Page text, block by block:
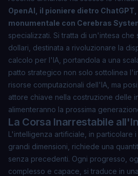
OpenAI, il pioniere dietro
monumentale con Cerebras
specializzati. Si tratta di un'intesa che
dollari, destinata a rivoluzionare la
calcolo per l'IA, portandola a una
patto strategico non solo sottolinea
risorse computazionali dell'IA, ma
attore chiave nella costruzione delle
alimenteranno la prossima
La Corsa Inarrestabile
L'intelligenza artificiale, in particolare
grandi dimensioni, richiede una
senza precedenti. Ogni progresso,
complesso e capace, si traduce in